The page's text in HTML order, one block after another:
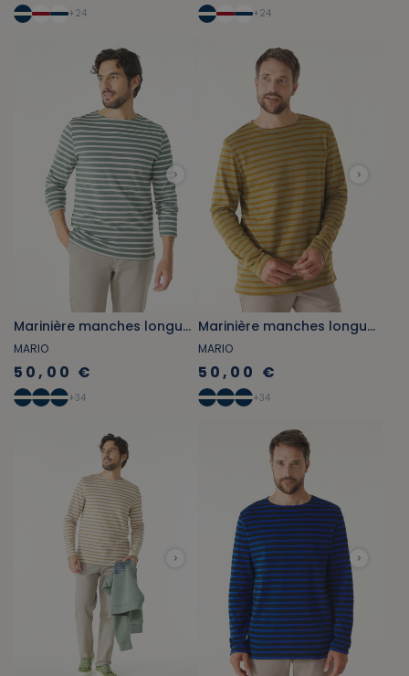
+24 +24
Marinière manches longues vert kaki et gris beige
MARIO
50,00 €
+34
Marinière manches longues vert mousse et marron bronze
MARIO
50,00 €
+34